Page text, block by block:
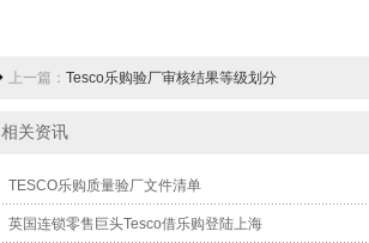
上一篇： Tesco乐购验厂审核结果等级划分
相关资讯
TESCO乐购质量验厂文件清单
英国连锁零售巨头Tesco借乐购登陆上海